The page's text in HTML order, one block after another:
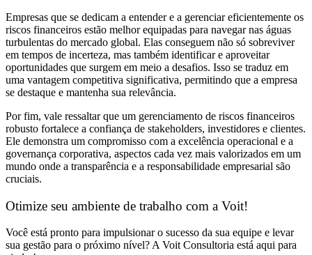
Empresas que se dedicam a entender e a gerenciar eficientemente os
riscos financeiros estão melhor equipadas para navegar nas águas
turbulentas do mercado global. Elas conseguem não só sobreviver
em tempos de incerteza, mas também identificar e aproveitar
oportunidades que surgem em meio a desafios. Isso se traduz em
uma vantagem competitiva significativa, permitindo que a empresa
se destaque e mantenha sua relevância.
Por fim, vale ressaltar que um gerenciamento de riscos financeiros
robusto fortalece a confiança de stakeholders, investidores e clientes.
Ele demonstra um compromisso com a excelência operacional e a
governança corporativa, aspectos cada vez mais valorizados em um
mundo onde a transparência e a responsabilidade empresarial são
cruciais.
Otimize seu ambiente de trabalho com a Voit!
Você está pronto para impulsionar o sucesso da sua equipe e levar
sua gestão para o próximo nível? A Voit Consultoria está aqui para